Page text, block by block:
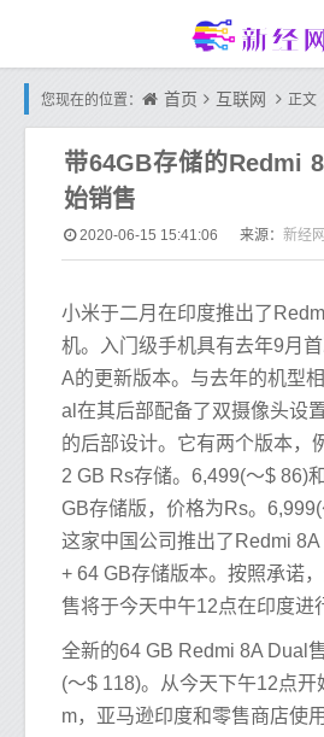
您现在的位置： 首页 互联网 正文
带64GB存储的Redmi
始销售
2020-06-15 15:41:06 来源： 新经网
小米于二月在印度推出了
机。入门级手机具有去年9月
A的更新版本。与去年的机型
al在其后部配备了双摄像头设
的后部设计。它有两个版本，
2 GB Rs存储。6,499(〜$ 86)
GB存储版，价格为Rs。6,999(
这家中国公司推出了Redmi
+ 64 GB存储版本。按照承诺
售将于今天中午12点在印度进
全新的64 GB Redmi 8A Dual
(〜$ 118)。从今天下午12点
m，亚马逊印度和零售商店使